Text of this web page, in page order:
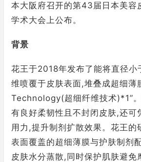
本大阪府召开的第43届日本美容
学术大会上公布。
背景
花王于2018年发布了能将直径小
维喷覆于皮肤表面,堆叠成超细
Technology(超细纤维技术)*1”
有良好柔韧性且不封闭皮肤,还可
用力,提升制剂扩散效果。花王的
表面覆盖的超细薄膜与护肤制剂
皮肤水分蒸散,同时保护肌肤避免